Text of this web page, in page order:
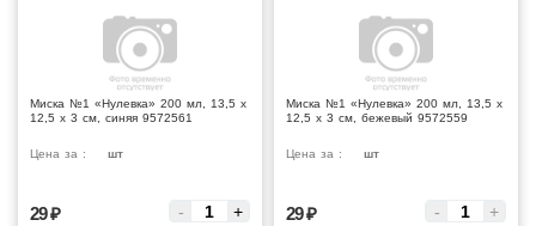
Миска №1 «Нулевка» 200 мл, 13,5 х
12,5 х 3 см, синяя 9572561
Цена за : шт
29₽ - +
Миска №1 «Нулевка» 200 мл, 13,5 х
12,5 х 3 см, бежевый 9572559
Цена за : шт
29₽ - +